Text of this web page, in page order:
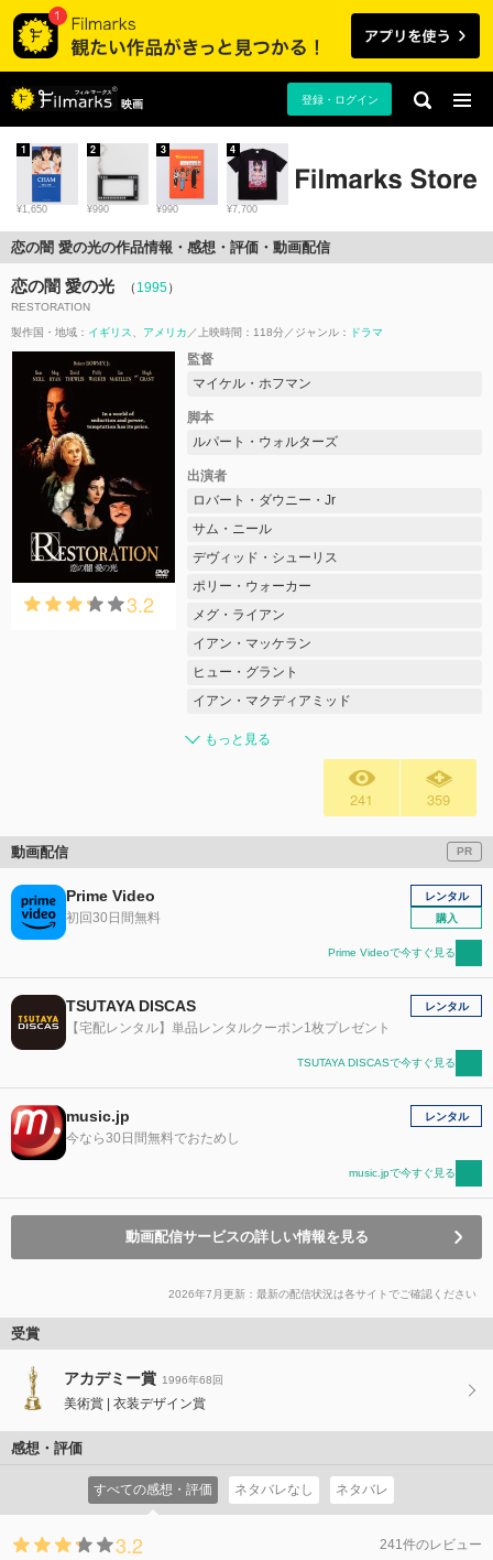
映画 登録・ログイン
¥1,650
1
¥990
2
¥990
3
¥7,700
4
恋の闇 愛の光の作品情報・感想・評価・動画配信
恋の闇 愛の光 （ 1995）
RESTORATION
製作国・地域： イギリス アメリカ 上映時間：118分 ジャンル： ドラマ
3.2
監督
マイケル・ホフマン
脚本
ルパート・ウォルターズ
出演者
ロバート・ダウニー・Jr
サム・ニール
デヴィッド・シューリス
ポリー・ウォーカー
メグ・ライアン
イアン・マッケラン
ヒュー・グラント
イアン・マクディアミッド
もっと見る
241 359
動画配信 PR
Prime Video
初回30日間無料
レンタル
購入
Prime Videoで今すぐ見る
TSUTAYA DISCAS
【宅配レンタル】単品レンタルクーポン1枚プレゼント
レンタル
TSUTAYA DISCASで今すぐ見る
music.jp
今なら30日間無料でおためし
レンタル
music.jpで今すぐ見る
動画配信サービスの詳しい情報を見る
2026年7月更新：最新の配信状況は各サイトでご確認ください
受賞
アカデミー賞 1996年68回
美術賞 衣装デザイン賞
感想・評価
すべての感想・評価 ネタバレなし ネタバレ
3.2 241件のレビュー